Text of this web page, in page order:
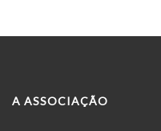
A ASSOCIAÇÃO